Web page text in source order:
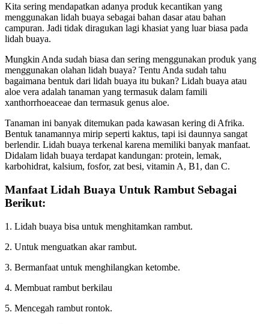
Kita sering mendapatkan adanya produk kecantikan yang
menggunakan lidah buaya sebagai bahan dasar atau bahan
campuran. Jadi tidak diragukan lagi khasiat yang luar biasa pada
lidah buaya.
Mungkin Anda sudah biasa dan sering menggunakan produk yang
menggunakan olahan lidah buaya? Tentu Anda sudah tahu
bagaimana bentuk dari lidah buaya itu bukan? Lidah buaya atau
aloe vera adalah tanaman yang termasuk dalam famili
xanthorrhoeaceae dan termasuk genus aloe.
Tanaman ini banyak ditemukan pada kawasan kering di Afrika.
Bentuk tanamannya mirip seperti kaktus, tapi isi daunnya sangat
berlendir. Lidah buaya terkenal karena memiliki banyak manfaat.
Didalam lidah buaya terdapat kandungan: protein, lemak,
karbohidrat, kalsium, fosfor, zat besi, vitamin A, B1, dan C.
Manfaat Lidah Buaya Untuk Rambut Sebagai
Berikut:
1. Lidah buaya bisa untuk menghitamkan rambut.
2. Untuk menguatkan akar rambut.
3. Bermanfaat untuk menghilangkan ketombe.
4. Membuat rambut berkilau
5. Mencegah rambut rontok.